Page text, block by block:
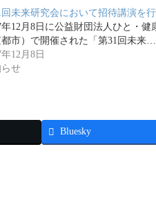
回未来研究会において招待講演を
年12月8日に公益財団法人ひと・
都市）で開催された「第31回未来…
年12月8日
せ
Bluesky